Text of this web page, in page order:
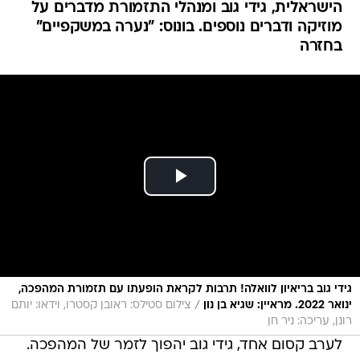
הישראלית, גידי גוב ומנהלי התזמורת מדברים על
מוזיקה ודברים נוספים. בונוס: "נערה במשקפיים"
בחזרה
גידי גוב בריאיון לוואלה! תרבות לקראת הופעתו עם תזמורת המהפכה,
ינואר 2022. מראיין: שגיא בן נון
/ צילום סטילס: ראובן קסטרו, וידאו: יותם
רונן, עריכה: ניר חן
לערב קסום אחד, גידי גוב יהפוך לזמר של המהפכה.